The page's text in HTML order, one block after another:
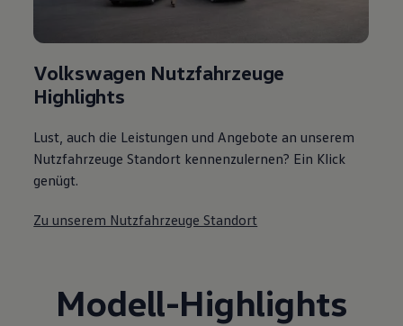
Volkswagen Nutzfahrzeuge
Highlights
Lust, auch die Leistungen und Angebote an unserem
Nutzfahrzeuge Standort kennenzulernen? Ein Klick
genügt.
Zu unserem Nutzfahrzeuge Standort
Modell-Highlights